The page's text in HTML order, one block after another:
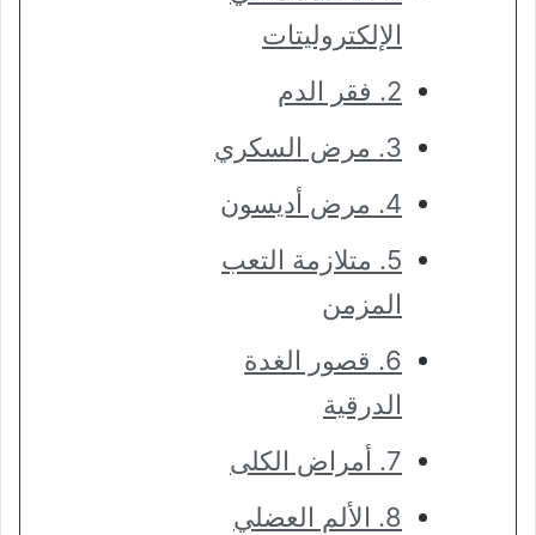
الإلكتروليتات
2. فقر الدم
3. مرض السكري
4. مرض أديسون
5. متلازمة التعب
المزمن
6. قصور الغدة
الدرقية
7. أمراض الكلى
8. الألم العضلي